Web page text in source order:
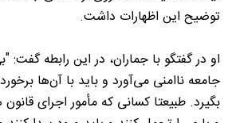
توضیح این اظهارات داشت.
او در گفتگو با جماران، در این رابطه گفت:
جامعه ناامنی می‌آورد و باید با آن‌ها
بگیرد. طبیعتا کسانی که مأمور اجرای